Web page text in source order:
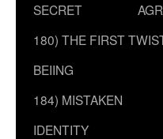
SECRET
180) THE FIRST
BEIING
184) MISTAKEN
IDENTITY